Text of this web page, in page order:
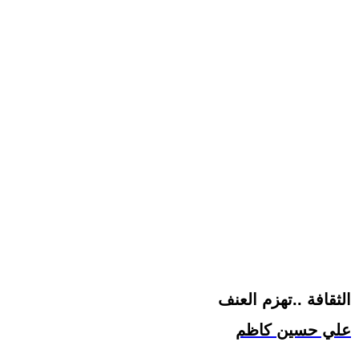
الثقافة ..تهزم العنف
علي حسين كاظم